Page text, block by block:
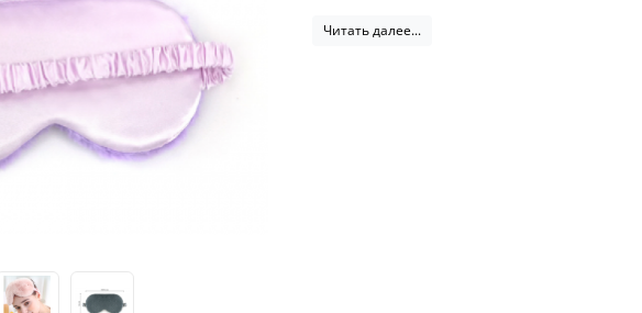
Читать далее...